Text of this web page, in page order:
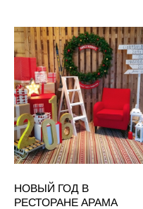
НОВЫЙ ГОД В
РЕСТОРАНЕ АРАМА